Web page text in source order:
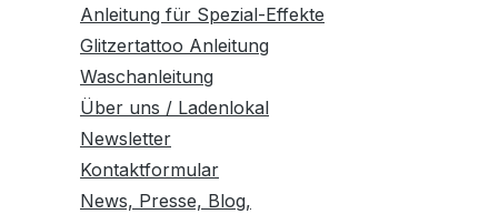
Anleitung für Spezial-Effekte
Glitzertattoo Anleitung
Waschanleitung
Über uns / Ladenlokal
Newsletter
Kontaktformular
News, Presse, Blog,